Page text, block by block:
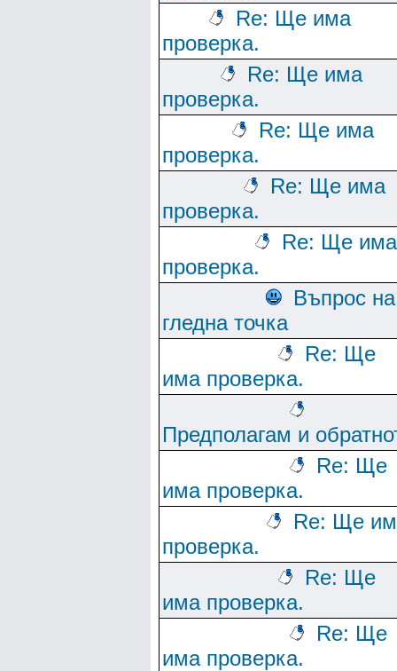
Re: Ще има
проверка.
Re: Ще има
проверка.
Re: Ще има
проверка.
Re: Ще има
проверка.
Re: Ще има
проверка.
Въпрос на
гледна точка
Re: Ще
има проверка.
Предполагам и
Re: Ще
има проверка.
Re: Ще
проверка.
Re: Ще
има проверка.
Re: Ще
има проверка.